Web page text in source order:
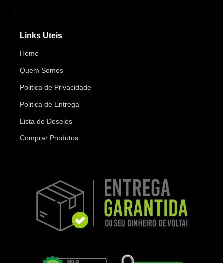
Links Uteis
Home
Quem Somos
Politica de Privacidade
Politica de Entrega
Lista de Desejos
Comprar Produtos